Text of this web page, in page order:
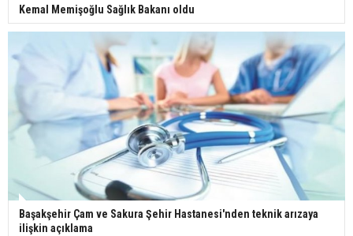
Kemal Memişoğlu Sağlık Bakanı oldu
Başakşehir Çam ve Sakura Şehir Hastanesi'nden teknik arızaya
ilişkin açıklama